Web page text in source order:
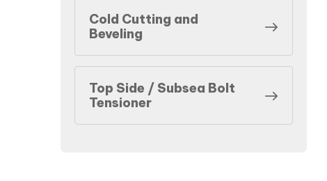
Cold Cutting and
Beveling
Top Side / Subsea Bolt
Tensioner